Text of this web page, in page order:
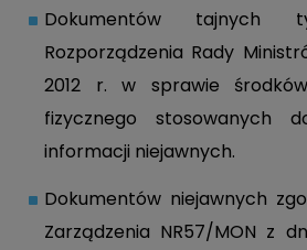
Dokumentów tajnych
Rozporządzenia Rady
2012 r. w sprawie
fizycznego stosowanych
informacji niejawnych.
Dokumentów niejawnych
Zarządzenia NR57/MON z